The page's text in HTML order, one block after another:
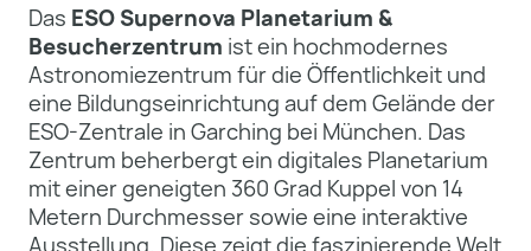
Das ESO Supernova Planetarium &
Besucherzentrum ist ein hochmodernes
Astronomiezentrum für die Öffentlichkeit und
eine Bildungseinrichtung auf dem Gelände der
ESO-Zentrale in Garching bei München. Das
Zentrum beherbergt ein digitales Planetarium
mit einer geneigten 360 Grad Kuppel von 14
Metern Durchmesser sowie eine interaktive